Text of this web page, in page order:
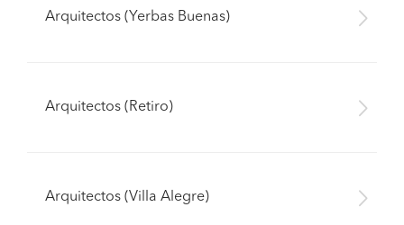
Arquitectos (Yerbas Buenas)
Arquitectos (Retiro)
Arquitectos (Villa Alegre)
Pide presupuestos